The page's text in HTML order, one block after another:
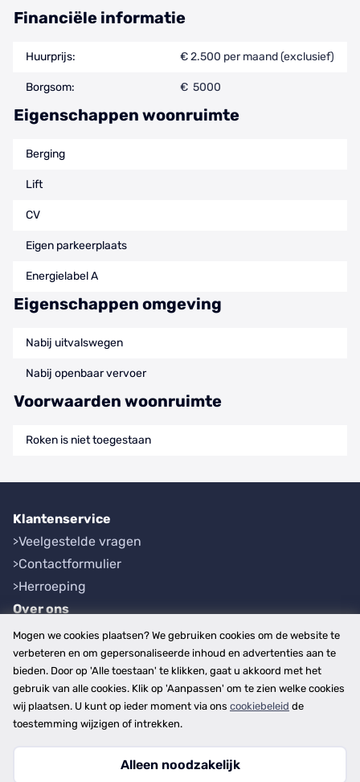
Financiële informatie
Huurprijs: € 2.500 per maand (exclusief)
Borgsom: € 5000
Eigenschappen woonruimte
Berging
Lift
CV
Eigen parkeerplaats
Energielabel A
Eigenschappen omgeving
Nabij uitvalswegen
Nabij openbaar vervoer
Voorwaarden woonruimte
Roken is niet toegestaan
Klantenservice
Veelgestelde vragen
Contactformulier
Herroeping
Over ons
Bedrijfsgegevens
Werkwijze
Overzichten
Plaatsen
Provincies
Mogen we cookies plaatsen? We gebruiken cookies om de website te
verbeteren en om gepersonaliseerde inhoud en advertenties aan te
bieden. Door op 'Alle toestaan' te klikken, gaat u akkoord met het
gebruik van alle cookies. Klik op 'Aanpassen' om te zien welke cookies
wij plaatsen. U kunt op ieder moment via ons cookiebeleid de
toestemming wijzigen of intrekken.
Alleen noodzakelijk